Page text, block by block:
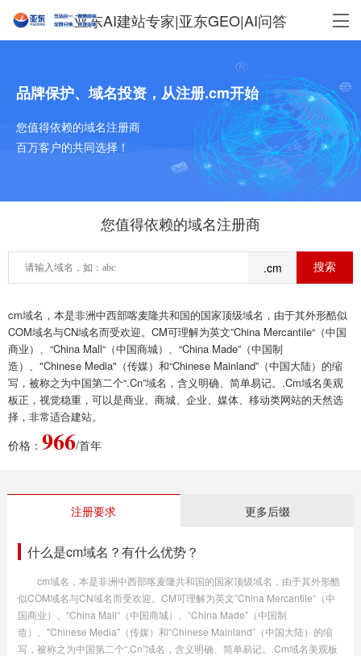
亚东AI建站专家|亚东GEO|AI问答
品牌保护、域名投资，从注册.cm开始
您值得依赖的域名注册商
百万客户的共同选择！
您值得依赖的域名注册商
.cm
cm域名，本是非洲中西部喀麦隆共和国的国家顶级域名，由于其外形酷似
COM域名与CN域名而受欢迎。CM可理解为英文”China Mercantile“（中国
商业）、“China Mall“（中国商城）、“China Made”（中国制
造）、"Chinese Media"（传媒）和“Chinese Mainland”（中国大陆）的缩
写，被称之为中国第二个“.Cn”域名，含义明确、简单易记。.Cm域名美观
板正，视觉稳重，可以是商业、商城、企业、媒体、移动类网站的天然选
择，非常适合建站。
价格： 966/首年
注册要求 更多后缀
什么是cm域名？有什么优势？
cm域名，本是非洲中西部喀麦隆共和国的国家顶级域名，由于其外形酷
似COM域名与CN域名而受欢迎。CM可理解为英文”China Mercantile“（中
国商业）、“China Mall“（中国商城）、“China Made”（中国制
造）、"Chinese Media"（传媒）和“Chinese Mainland”（中国大陆）的缩
写，被称之为中国第二个“.Cn”域名，含义明确、简单易记。.Cm域名美观板